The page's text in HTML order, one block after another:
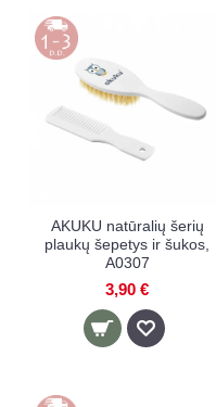
AKUKU natūralių šerių
plaukų šepetys ir šukos,
A0307
3,90 €